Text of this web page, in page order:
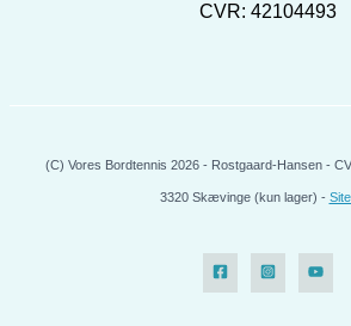
CVR: 42104493
(C) Vores Bordtennis 2026 - Rostgaard-Hansen -
3320 Skævinge (kun lager) -